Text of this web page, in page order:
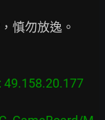
慎勿放逸。
49.158.20.177